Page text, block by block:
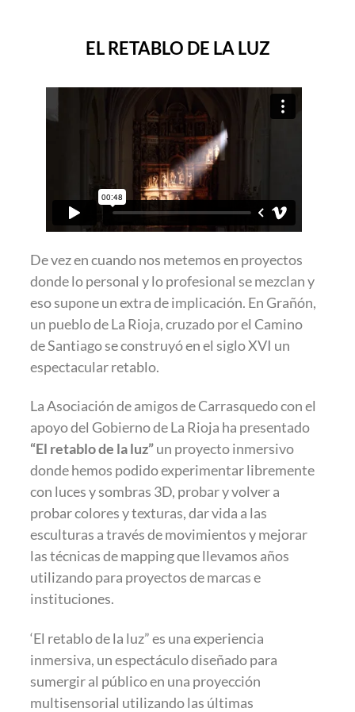
EL RETABLO DE LA LUZ
De vez en cuando nos metemos en proyectos
donde lo personal y lo profesional se mezclan y
eso supone un extra de implicación. En Grañón,
un pueblo de La Rioja, cruzado por el Camino
de Santiago se construyó en el siglo XVI un
espectacular retablo.
La Asociación de amigos de Carrasquedo con el
apoyo del Gobierno de La Rioja ha presentado
“El retablo de la luz”un proyecto inmersivo
donde hemos podido experimentar libremente
con luces y sombras 3D, probar y volver a
probar colores y texturas, dar vida a las
esculturas a través de movimientos y mejorar
las técnicas de mapping que llevamos años
utilizando para proyectos de marcas e
instituciones.
‘El retablo de la luz” es una experiencia
inmersiva, un espectáculo diseñado para
sumergir al público en una proyección
multisensorial utilizando las últimas